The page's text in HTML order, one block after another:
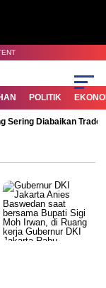
POLITIK
Sering Diabaikan